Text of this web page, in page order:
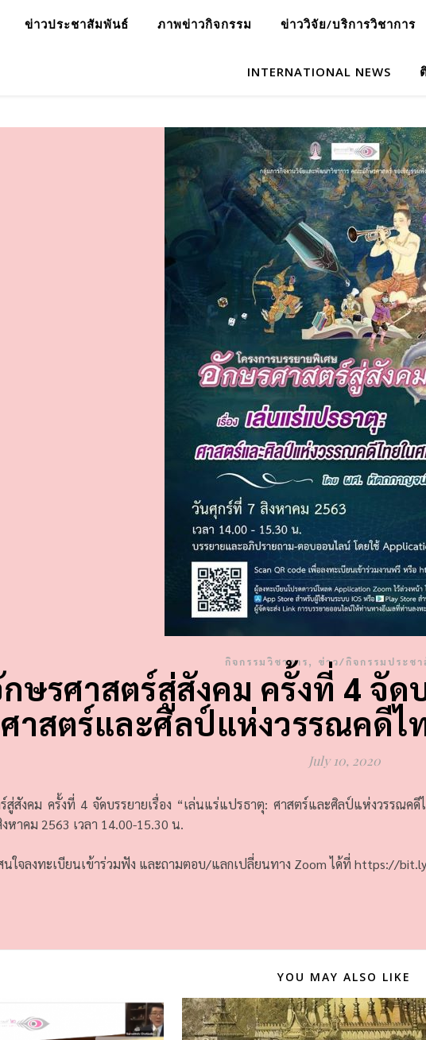
ข่าวประชาสัมพันธ์ ภาพข่าวกิจกรรม ข่าววิจัย/บริการวิชาการ
INTERNATIONAL NEWS
กิจกรรมวิชาการ, ข่าว/กิจกรรมประช
ษรศาสตร์สู่สังคม ครั้งที่ 4 จัด
ศาสตร์และศิลป์แห่งวรรณคดีไ
July 10, 2020
ร์สู่สังคม ครั้งที่ 4 จัดบรรยายเรื่อง “เล่นแร่แปรธาตุ: ศาสตร์และศิลป์แห่งวรรณ
หาคม 2563 เวลา 14.00-15.30 น.
ใจลงทะเบียนเข้าร่วมฟัง และถามตอบ/แลกเปลี่ยนทาง Zoom ได้ที่ https://
YOU MAY ALSO LIKE